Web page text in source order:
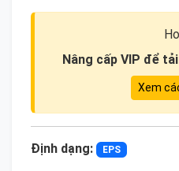
Nâng cấp VIP để
Xem
Định dạng: EPS